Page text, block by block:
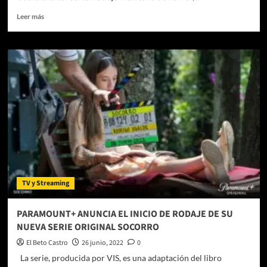
Leer másLeer
MACABRO
FICH:
conoce
la
selección
oficial
de
cortometrajes
TV y Streaming
PARAMOUNT+ ANUNCIA EL INICIO DE RODAJE DE SU
NUEVA SERIE ORIGINAL SOCORRO
El Beto Castro 26 junio, 2022
0
La serie, producida por VIS, es una adaptación del libro